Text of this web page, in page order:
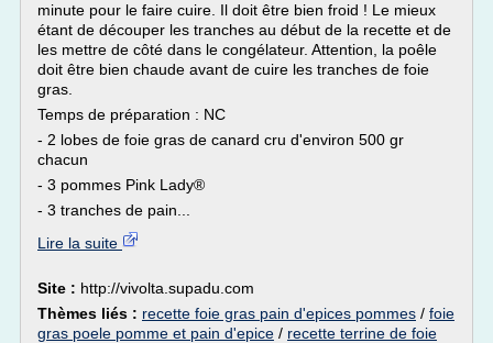
minute pour le faire cuire. Il doit être bien froid ! Le mieux
étant de découper les tranches au début de la recette et de
les mettre de côté dans le congélateur. Attention, la poêle
doit être bien chaude avant de cuire les tranches de foie
gras.
Temps de préparation : NC
- 2 lobes de foie gras de canard cru d'environ 500 gr
chacun
- 3 pommes Pink Lady®
- 3 tranches de pain...
Lire la suite
Site : http://vivolta.supadu.com
Thèmes liés : recette foie gras pain d'epices pommes / foie
gras poele pomme et pain d'epice / recette terrine de foie